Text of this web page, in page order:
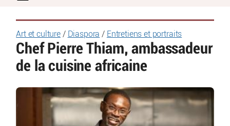
Art et culture / Diaspora / Entretiens et portraits
Chef Pierre Thiam, ambassadeur
de la cuisine africaine